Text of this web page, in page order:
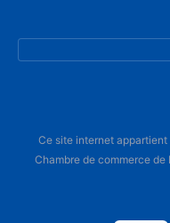
Ce site internet appartient
Chambre de commerce